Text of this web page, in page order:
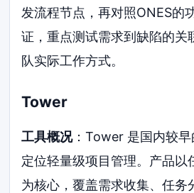
发流程节点，再对照ONES的
证，重点测试需求到缺陷的关
队实际工作方式。
Tower
工具概况：Tower 是国内较早
定位轻量级项目管理。产品以
为核心，覆盖需求收集、任务